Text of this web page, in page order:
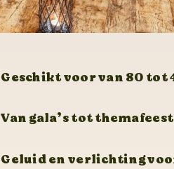
Geschikt voor van 80 tot
Van gala’s tot
Geluid en verlichting